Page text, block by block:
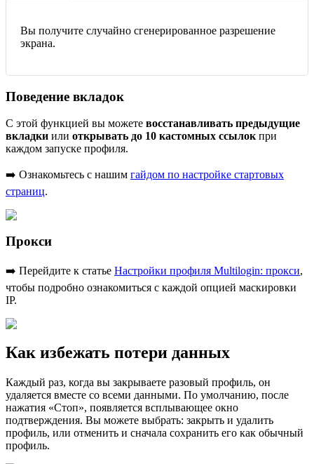
Вы получите случайно сгенерированное разрешение
экрана.
Поведение вкладок
С этой функцией вы можете восстанавливать предыдущие
вкладки или открывать до 10 кастомных ссылокпри
каждом запуске профиля.
➡️ Ознакомьтесь с нашим гайдом по настройке стартовых
страниц.
Прокси
➡️ Перейдите к статье Настройки профиля Multilogin: прокси,
чтобы подробно ознакомиться с каждой опцией маскировки
IP.
Как избежать потери данных
Каждый раз, когда вы закрываете разовый профиль, он
удаляется вместе со всеми данными. По умолчанию, после
нажатия «Стоп», появляется всплывающее окно
подтверждения. Вы можете выбрать: закрыть и удалить
профиль, или отменить и сначала сохранить его как обычный
профиль.